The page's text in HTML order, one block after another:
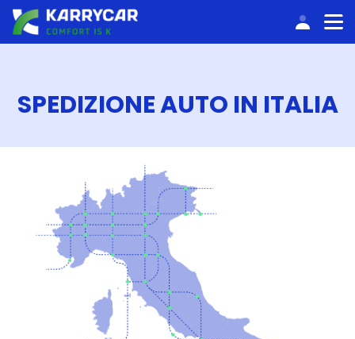
ACCEDI
SPEDIZIONE AUTO IN ITALIA